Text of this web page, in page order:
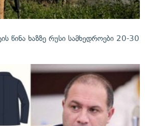
წინა ხაზზე რუსი სამხედროები 20-30